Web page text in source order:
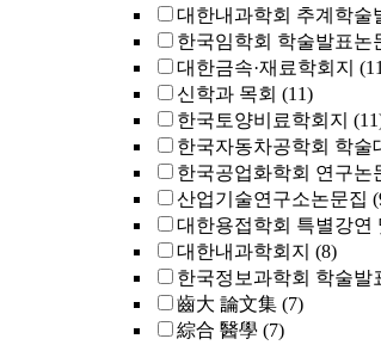
대한내과학회 추계학술
한국임학회 학술발표논
대한금속·재료학회지
신학과 목회 (11)
한국토양비료학회지
한국자동차공학회 학술
한국공업화학회 연구논
산업기술연구소논문집
대한용접학회 특별강연
대한내과학회지 (8)
한국정보과학회 학술발
齒大 論文集 (7)
綜合 醫學 (7)